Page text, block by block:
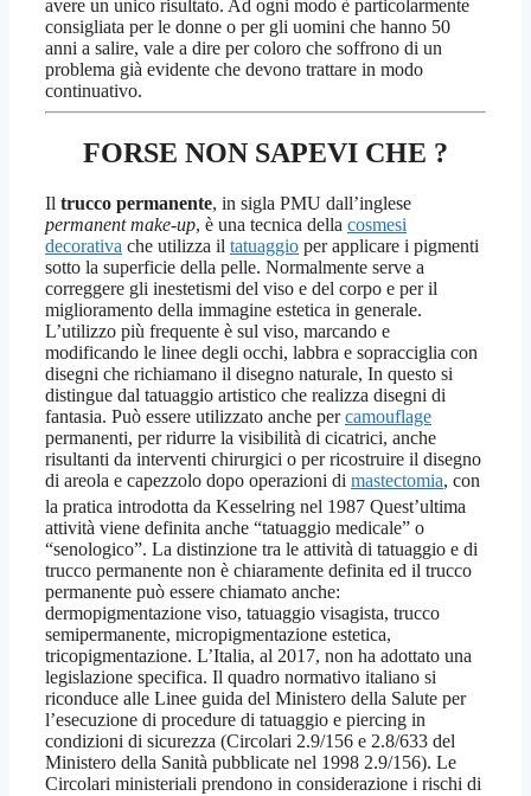
avere un unico risultato. Ad ogni modo è particolarmente
consigliata per le donne o per gli uomini che hanno 50
anni a salire, vale a dire per coloro che soffrono di un
problema già evidente che devono trattare in modo
continuativo.
FORSE NON SAPEVI CHE ?
Il trucco permanente, in sigla PMU dall’inglese
permanent make-up, è una tecnica della cosmesi
decorativa che utilizza il tatuaggio per applicare i pigmenti
sotto la superficie della pelle. Normalmente serve a
correggere gli inestetismi del viso e del corpo e per il
miglioramento della immagine estetica in generale.
L’utilizzo più frequente è sul viso, marcando e
modificando le linee degli occhi, labbra e sopracciglia con
disegni che richiamano il disegno naturale, In questo si
distingue dal tatuaggio artistico che realizza disegni di
fantasia. Può essere utilizzato anche percamouflage
permanenti, per ridurre la visibilità di cicatrici, anche
risultanti da interventi chirurgici o per ricostruire il disegno
di areola e capezzolo dopo operazioni di mastectomia, con
la pratica introdotta da Kesselring nel 1987 Quest’ultima
attività viene definita anche “tatuaggio medicale” o
“senologico”. La distinzione tra le attività di tatuaggio e di
trucco permanente non è chiaramente definita ed il trucco
permanente può essere chiamato anche:
dermopigmentazione viso, tatuaggio visagista, trucco
semipermanente, micropigmentazione estetica,
tricopigmentazione. L’Italia, al 2017, non ha adottato una
legislazione specifica. Il quadro normativo italiano si
riconduce alle Linee guida del Ministero della Salute per
l’esecuzione di procedure di tatuaggio e piercing in
condizioni di sicurezza (Circolari 2.9/156 e 2.8/633 del
Ministero della Sanità pubblicate nel 1998 2.9/156). Le
Circolari ministeriali prendono in considerazione i rischi di